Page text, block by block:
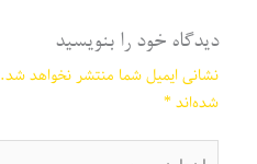
دیدگاه‌ خود را بنویسید
نشانی ایمیل شما منتشر نخواهد شد.
شده‌اند*